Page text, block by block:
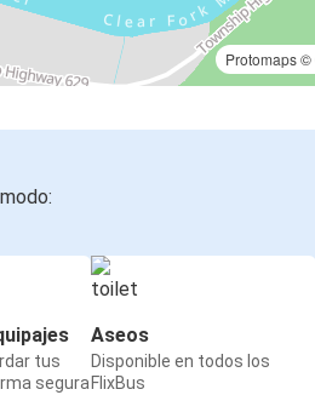
Protomaps©
tus
segura
Aseos
Disponible en todos los
FlixBus